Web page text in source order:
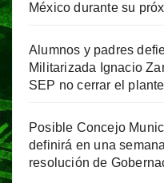
México durante su
Alumnos y padres
Militarizada Ignacio
SEP no cerrar el plantel
Posible Concejo
definirá en una
resolución de